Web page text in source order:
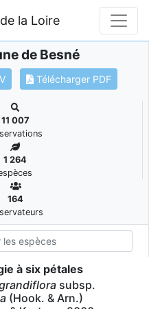
la Loire
de Besné
Télécharger PDF
11 007
1 264
164
à six pétales
subsp.
(Hook. & Arn.)